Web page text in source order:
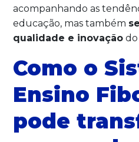
acompanhando as
educação, mas também
qualidade e inovação do
Como o
Ensino
pode